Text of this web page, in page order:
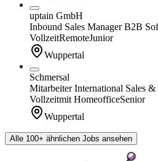
uptain GmbH
Inbound Sales Manager B2B
VollzeitRemoteJunior
Wuppertal
Schmersal
Mitarbeiter International Sales
Vollzeitmit HomeofficeSenior
Wuppertal
Alle 100+ ähnlichen Jobs ansehen